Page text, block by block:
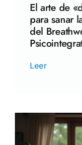
El arte de
para sanar
del
Leer